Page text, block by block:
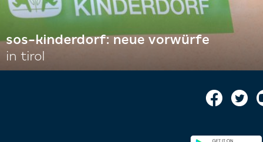
sos-kinderdorf: neue vorwürfe
in tirol